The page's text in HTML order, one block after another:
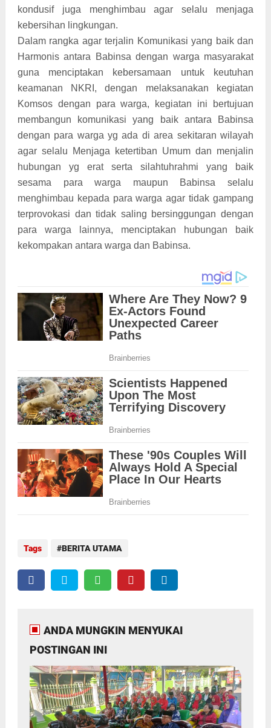
kondusif juga menghimbau agar selalu menjaga
kebersihan lingkungan.
Dalam rangka agar terjalin Komunikasi yang baik dan
Harmonis antara Babinsa dengan warga masyarakat
guna menciptakan kebersamaan untuk keutuhan
keamanan NKRI, dengan melaksanakan kegiatan
Komsos dengan para warga, kegiatan ini bertujuan
membangun komunikasi yang baik antara Babinsa
dengan para warga yg ada di area sekitaran wilayah
agar selalu Menjaga ketertiban Umum dan menjalin
hubungan yg erat serta silahtuhrahmi yang baik
sesama para warga maupun Babinsa selalu
menghimbau kepada para warga agar tidak gampang
terprovokasi dan tidak saling bersinggungan dengan
para warga lainnya, menciptakan hubungan baik
kekompakan antara warga dan Babinsa.
Tags BERITA UTAMA
ANDA MUNGKIN MENYUKAI
POSTINGAN INI